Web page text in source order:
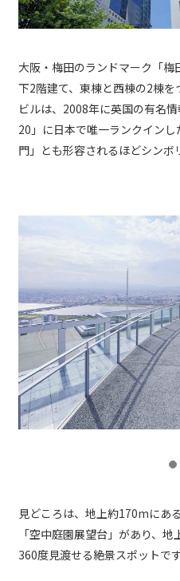
大阪・梅田のランドマーク「
下2階建て、東棟と西棟の2棟
ビルは、2008年に英国の有名
20」に日本で唯一ランクイン
門」とも形容されるほどシンボ
見どころは、地上約170mにあ
「空中庭園展望台」があり、
360度見渡せる絶景スポットです